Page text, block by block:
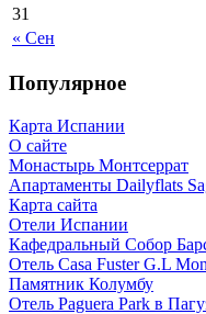
« Сен
31
Популярное
Карта Испании
О сайте
Монастырь Монтсеррат
Апартаменты Dailyflats
Карта сайта
Отели Испании
Кафeдрaльный Собор
Отель Casa Fuster G.L
Пaмятник Колумбу
Отель Paguera Park в